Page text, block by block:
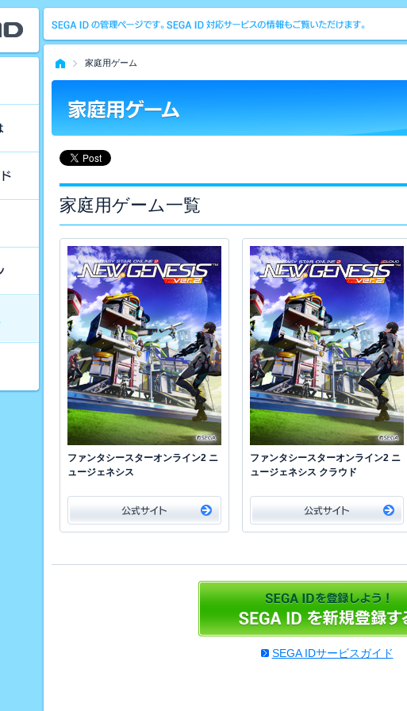
家庭用ゲーム
家庭用ゲーム一覧
ファンタシースターオンライン2 ニ
ュージェネシス
ファンタシースターオンライン2 ニ
ュージェネシス クラウド
SEGA IDサービスガイド